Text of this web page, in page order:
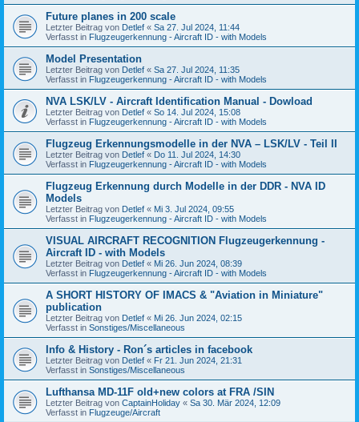
Future planes in 200 scale
Letzter Beitrag von Detlef « Sa 27. Jul 2024, 11:44
Verfasst in Flugzeugerkennung - Aircraft ID - with Models
Model Presentation
Letzter Beitrag von Detlef « Sa 27. Jul 2024, 11:35
Verfasst in Flugzeugerkennung - Aircraft ID - with Models
NVA LSK/LV - Aircraft Identification Manual - Dowload
Letzter Beitrag von Detlef « So 14. Jul 2024, 15:08
Verfasst in Flugzeugerkennung - Aircraft ID - with Models
Flugzeug Erkennungsmodelle in der NVA – LSK/LV - Teil II
Letzter Beitrag von Detlef « Do 11. Jul 2024, 14:30
Verfasst in Flugzeugerkennung - Aircraft ID - with Models
Flugzeug Erkennung durch Modelle in der DDR - NVA ID
Models
Letzter Beitrag von Detlef « Mi 3. Jul 2024, 09:55
Verfasst in Flugzeugerkennung - Aircraft ID - with Models
VISUAL AIRCRAFT RECOGNITION Flugzeugerkennung -
Aircraft ID - with Models
Letzter Beitrag von Detlef « Mi 26. Jun 2024, 08:39
Verfasst in Flugzeugerkennung - Aircraft ID - with Models
A SHORT HISTORY OF IMACS & "Aviation in Miniature"
publication
Letzter Beitrag von Detlef « Mi 26. Jun 2024, 02:15
Verfasst in Sonstiges/Miscellaneous
Info & History - Ron´s articles in facebook
Letzter Beitrag von Detlef « Fr 21. Jun 2024, 21:31
Verfasst in Sonstiges/Miscellaneous
Lufthansa MD-11F old+new colors at FRA /SIN
Letzter Beitrag von CaptainHoliday « Sa 30. Mär 2024, 12:09
Verfasst in Flugzeuge/Aircraft